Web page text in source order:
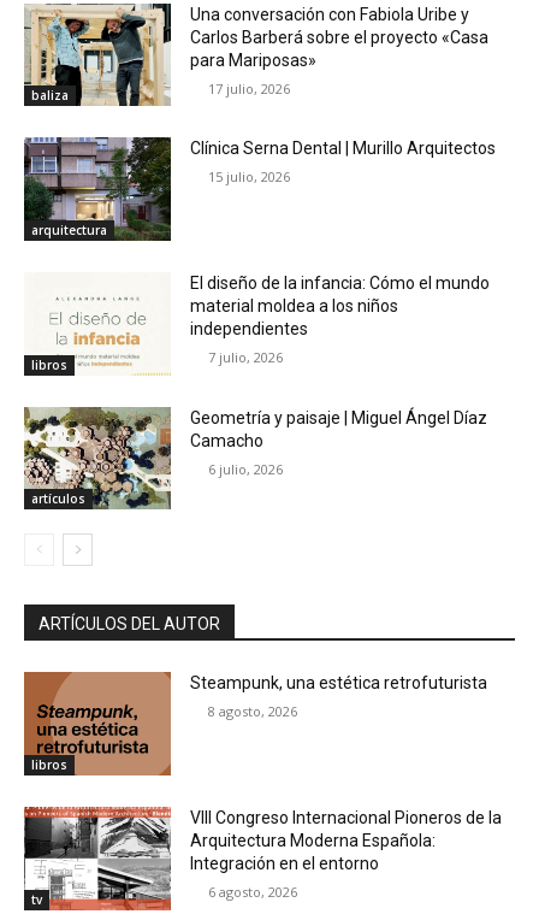
baliza
Una conversación con Fabiola Uribe y
Carlos Barberá sobre el proyecto «Casa
para Mariposas»
17 julio, 2026
arquitectura
Clínica Serna Dental | Murillo Arquitectos
15 julio, 2026
libros
El diseño de la infancia: Cómo el mundo
material moldea a los niños
independientes
7 julio, 2026
artículos
Geometría y paisaje | Miguel Ángel Díaz
Camacho
6 julio, 2026
ARTÍCULOS DEL AUTOR
libros
Steampunk, una estética retrofuturista
8 agosto, 2026
tv
VIII Congreso Internacional Pioneros de la
Arquitectura Moderna Española:
Integración en el entorno
6 agosto, 2026